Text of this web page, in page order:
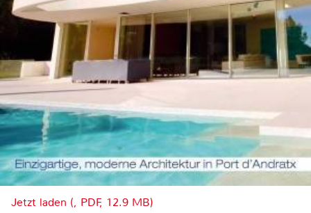
Jetzt laden (, PDF, 12.9 MB)